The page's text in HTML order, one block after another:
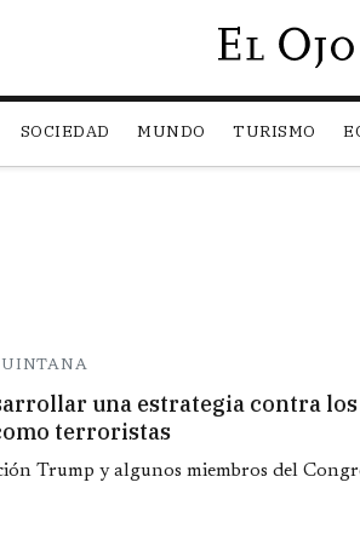
SOCIEDAD MUNDO TURISMO
una estrategia contra
terroristas
Trump y algunos miembros del